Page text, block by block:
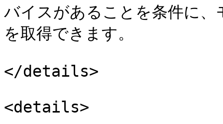
バイスがあることを条件に
を取得できます。
</details>
<details>